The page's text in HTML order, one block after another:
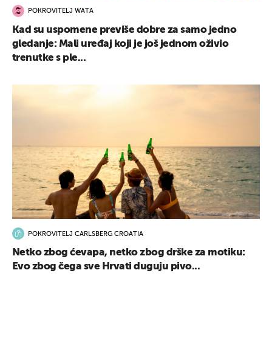
POKROVITELJ WATA
Kad su uspomene previše dobre za samo jedno
gledanje: Mali uređaj koji je još jednom oživio
trenutke s ple...
POKROVITELJ CARLSBERG CROATIA
Netko zbog ćevapa, netko zbog drške za motiku:
Evo zbog čega sve Hrvati duguju pivo...